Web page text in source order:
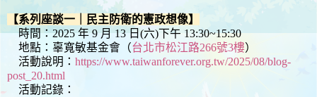
【系列座談一｜民主防衛的憲政想像】
時間：2025 年 9 月 13 日(六)下午 13:30~15:30
地點：辜寬敏基金會（台北市松江路266號3樓）
活動說明： https://www.taiwanforever.org.tw/2025/08/blog-
post_20.html
活動記錄：